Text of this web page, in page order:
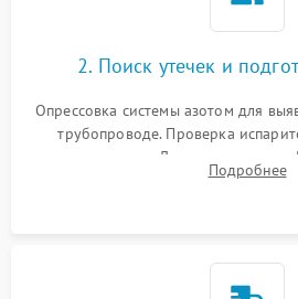
2. Поиск утечек и
Опрессовка системы азотом для
трубопроводе. Проверка
течеискателем. Демонтаж старого
продувка капиллярной трубки для
Подробнее